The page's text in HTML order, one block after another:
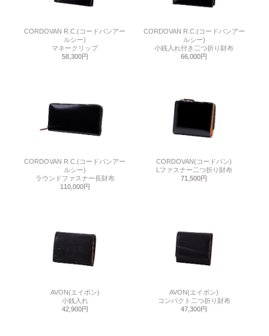
CORDOVAN R.C.(コードバンアー
ルシー)
マネークリップ
58,300円
CORDOVAN R.C.(コードバンアー
ルシー)
小銭入れ付き二つ折り財布
66,000円
CORDOVAN R.C.(コードバンアー
ルシー)
ラウンドファスナー長財布
110,000円
CORDOVAN(コードバン)
Lファスナー二つ折り財布
71,500円
AVON(エイボン)
小銭入れ
42,900円
AVON(エイボン)
コンパクト二つ折り財布
47,300円